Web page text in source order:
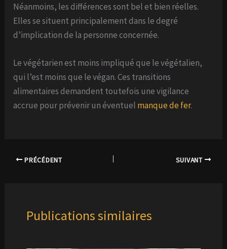
Néanmoins, les différences sont bel et bien réelles.
Elles se situent principalement dans le degré
d’implication de la personne concernée.
Le végétarien est moins impliqué que le végétalien,
qui l’est moins que le végan. Ces transitions
alimentaires demandent toutefois une vigilance
accrue pour prévenir un éventuel manque de fer.
PRÉCÉDENT SUIVANT
Publications similaires